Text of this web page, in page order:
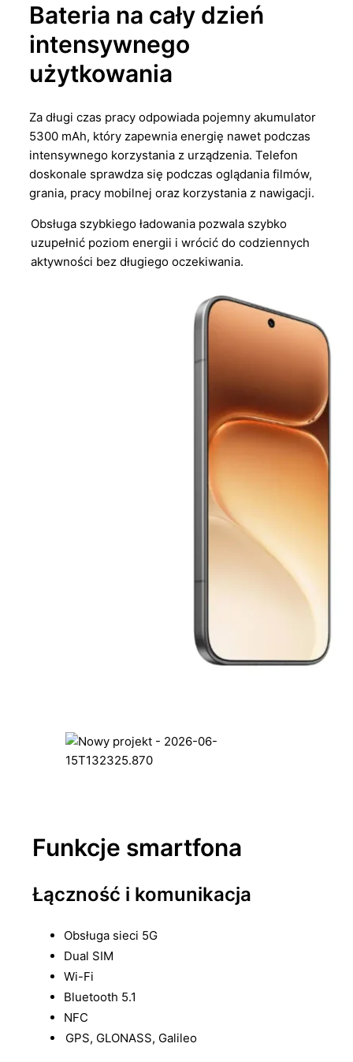
Bateria na cały dzień
intensywnego
użytkowania
Za długi czas pracy odpowiada pojemny akumulator
5300 mAh, który zapewnia energię nawet podczas
intensywnego korzystania z urządzenia. Telefon
doskonale sprawdza się podczas oglądania filmów,
grania, pracy mobilnej oraz korzystania z nawigacji.
Obsługa szybkiego ładowania pozwala szybko
uzupełnić poziom energii i wrócić do codziennych
aktywności bez długiego oczekiwania.
Funkcje smartfona
Łączność i komunikacja
Obsługa sieci 5G
Dual SIM
Wi-Fi
Bluetooth 5.1
NFC
GPS, GLONASS, Galileo